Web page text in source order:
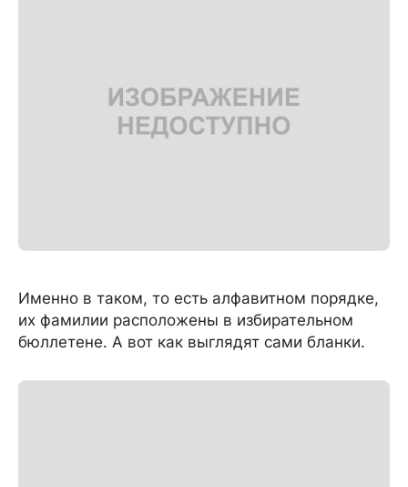
Именно в таком, то есть алфавитном порядке,
их фамилии расположены в избирательном
бюллетене. А вот как выглядят сами бланки.